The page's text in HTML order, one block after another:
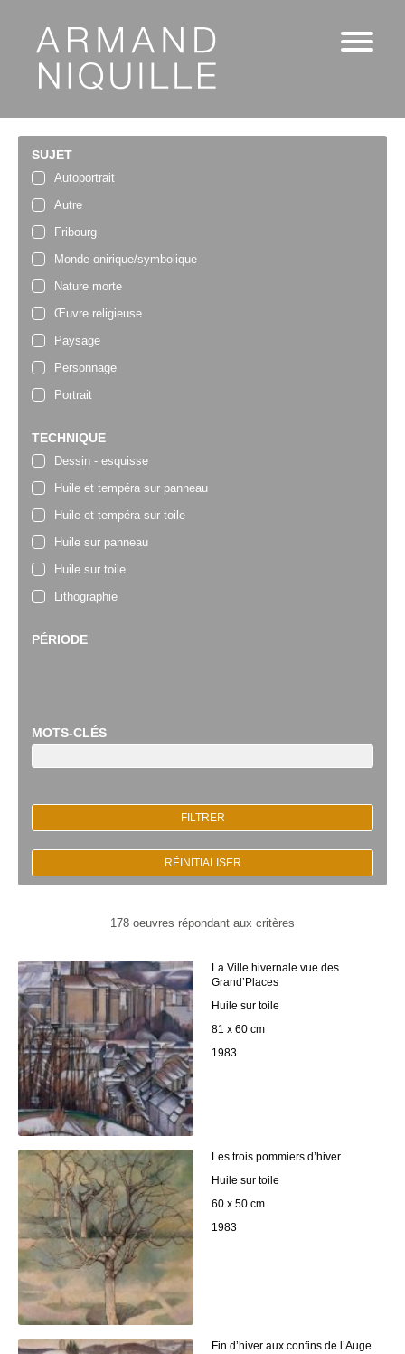
SUJET
Autoportrait
Autre
Fribourg
Monde onirique/symbolique
Nature morte
Œuvre religieuse
Paysage
Personnage
Portrait
TECHNIQUE
Dessin - esquisse
Huile et tempéra sur panneau
Huile et tempéra sur toile
Huile sur panneau
Huile sur toile
Lithographie
PÉRIODE
MOTS-CLÉS
FILTRER
RÉINITIALISER
178 oeuvres répondant aux critères
La Ville hivernale vue des
Grand’Places
Huile sur toile
81 x 60 cm
1983
Les trois pommiers d’hiver
Huile sur toile
60 x 50 cm
1983
Fin d’hiver aux confins de l’Auge